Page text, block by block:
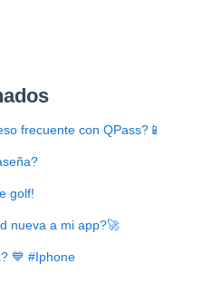
frecuente con QPass?📱
golf!
nueva a mi app?🚀
💙 #Iphone